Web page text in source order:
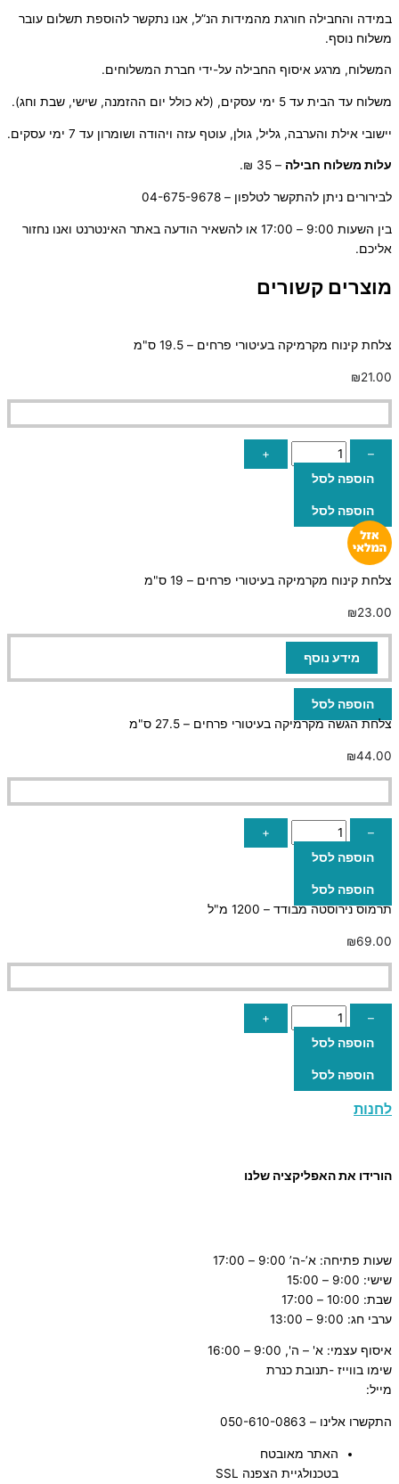
במידה והחבילה חורגת מהמידות הנ”ל, אנו נתקשר להוספת תשלום עובר
משלוח נוסף.
המשלוח, מרגע איסוף החבילה על-ידי חברת המשלוחים.
משלוח עד הבית עד 5 ימי עסקים, (לא כולל יום ההזמנה, שישי, שבת וחג).
יישובי אילת והערבה, גליל, גולן, עוטף עזה ויהודה ושומרון עד 7 ימי עסקים.
עלות משלוח חבילה – 35 ₪.
לבירורים ניתן להתקשר לטלפון – 04-675-9678
בין השעות 9:00 – 17:00 או להשאיר הודעה באתר האינטרנט ואנו נחזור
אליכם.
מוצרים קשורים
צלחת קינוח מקרמיקה בעיטורי פרחים – 19.5 ס"מ
₪21.00
–
+
הוספה לסל
הוספה לסל
צלחת קינוח מקרמיקה בעיטורי פרחים – 19 ס"מ
₪23.00
מידע נוסף
הוספה לסל
צלחת הגשה מקרמיקה בעיטורי פרחים – 27.5 ס"מ
₪44.00
–
+
הוספה לסל
הוספה לסל
תרמוס נירוסטה מבודד – 1200 מ"ל
₪69.00
–
+
הוספה לסל
הוספה לסל
לחנות
הורידו את האפליקציה שלנו
שעות פתיחה: א’-ה’ 9:00 – 17:00
שישי: 9:00 – 15:00
שבת: 10:00 – 17:00
ערבי חג: 9:00 – 13:00
איסוף עצמי: א' – ה', 9:00 – 16:00
שימו בווייז -תנובת כנרת
מייל:
התקשרו אלינו – 050-610-0863
האתר מאובטח
בטכנולגיית הצפנה SSL